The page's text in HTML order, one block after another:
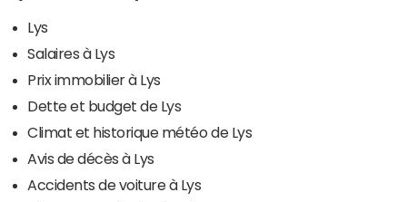
Lys
Salaires à Lys
Prix immobilier à Lys
Dette et budget de Lys
Climat et historique météo de Lys
Avis de décès à Lys
Accidents de voiture à Lys